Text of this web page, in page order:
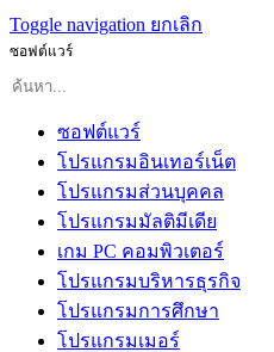
Toggle navigation ยกเลิก
ซอฟต์แวร์
ซอฟต์แวร์
โปรแกรมอินเทอร์เน็ต
โปรแกรมส่วนบุคคล
โปรแกรมมัลติมีเดีย
เกม PC คอมพิวเตอร์
โปรแกรมบริหารธุรกิจ
โปรแกรมการศึกษา
โปรแกรมเมอร์